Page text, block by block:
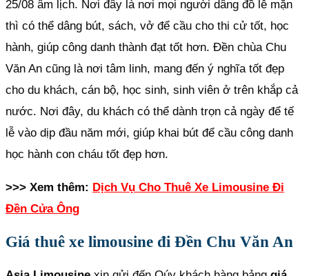
25/08 âm lịch. Nơi đây là nơi mọi người dâng đồ lễ mặn
thì có thể dâng bút, sách, vở để cầu cho thi cử tốt, học
hành, giúp công danh thành đạt tốt hơn. Đền chùa Chu
Văn An cũng là nơi tâm linh, mang đến ý nghĩa tốt đẹp
cho du khách, cán bộ, học sinh, sinh viên ở trên khắp cả
nước. Nơi đây, du khách có thể dành trọn cả ngày để tế
lễ vào dịp đầu năm mới, giúp khai bút để cầu công danh
học hành con cháu tốt đẹp hơn.
>>> Xem thêm: Dịch Vụ Cho Thuê Xe Limousine Đi
Đền Cửa Ông
Giá thuê xe limousine đi Đền Chu Văn An